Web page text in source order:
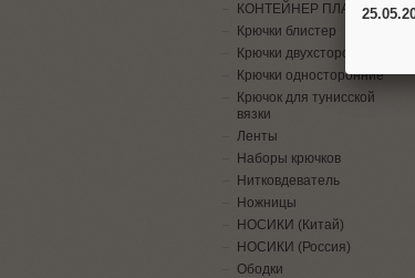
КОНТЕЙНЕР ПЛАСТИК
Крючки блистер
Крючки двухсторонние
Крючки односторонние
Крючок для тунисской
вязки
Ленты
Наборы крючков
Нитковдеватель
Ножницы
НОСИКИ (Китай)
НОСИКИ (Россия)
Ободки